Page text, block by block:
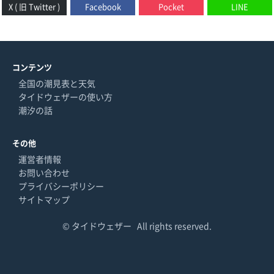
X ( 旧 Twitter )
Facebook Pocket LINE
コンテンツ
全国の潮見表と天気
タイドウェザーの使い方
潮汐の話
その他
運営者情報
お問い合わせ
プライバシーポリシー
サイトマップ
© タイドウェザー All rights reserved.